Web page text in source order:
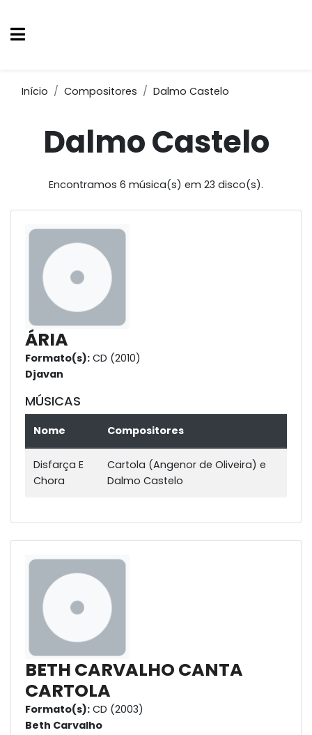
Início Compositores Dalmo Castelo
Dalmo Castelo
Encontramos 6 música(s) em 23 disco(s).
ÁRIA
Formato(s): CD (2010)
Djavan
MÚSICAS
Nome Compositores
Disfarça E
Chora
Cartola (Angenor de Oliveira) e
Dalmo Castelo
BETH CARVALHO CANTA
CARTOLA
Formato(s): CD (2003)
Beth Carvalho